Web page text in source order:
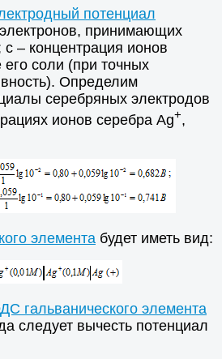
потенциал
принимающих
с – концентрация ионов
соли (при точных
Определим
серебряных электродов
ионов серебра Ag+,
элемента будет иметь вид:
гальванического элемента
следует вычесть потенциал